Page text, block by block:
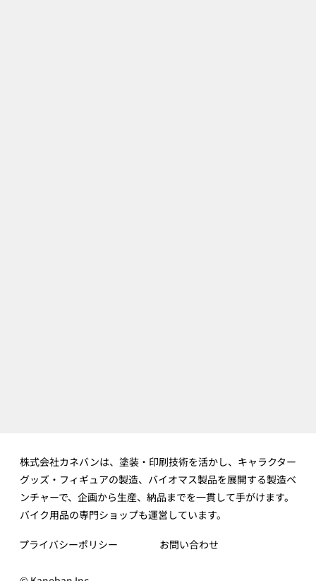
株式会社カネバンは、塗装・印刷技術を活かし、キャラクター
グッズ・フィギュアの製造、バイオマス製品を展開する製造ベ
ンチャーで、企画から生産、納品までを一貫して手がけます。
バイク用品の専門ショップも運営しています。
プライバシーポリシー お問い合わせ